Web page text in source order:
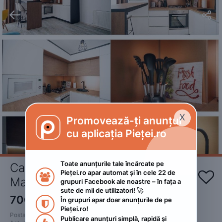
 
Cazare apartament 3 camere
Mamaia Nord

700 RON
Postat
2023. iunie 17.
X
Promovează-ți anunțul
cu aplicația Pieței.ro

Toate anunțurile tale încărcate pe
Pieței.ro apar automat și în cele 22 de
grupuri Facebook ale noastre – în fața a
sute de mii de utilizatori! 🚀

În grupuri apar doar anunțurile de pe
Pieței.ro!
Publicare anunțuri simplă, rapidă și